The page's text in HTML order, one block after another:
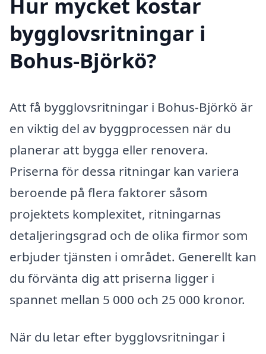
bygglovsritningar i
Bohus-Björkö?
Att få bygglovsritningar i Bohus-Björkö är
en viktig del av byggprocessen när du
planerar att bygga eller renovera.
Priserna för dessa ritningar kan variera
beroende på flera faktorer såsom
projektets komplexitet, ritningarnas
detaljeringsgrad och de olika firmor som
erbjuder tjänsten i området. Generellt kan
du förvänta dig att priserna ligger i
spannet mellan 5 000 och 25 000 kronor.
När du letar efter bygglovsritningar i